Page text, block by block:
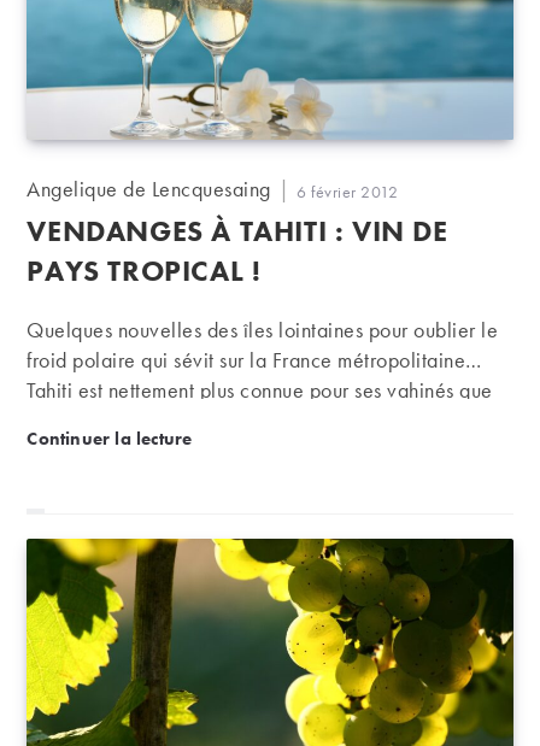
Auteur/autrice
la
publication :
Angelique de Lencquesaing
Publication
publiée :
6 février 2012
VENDANGES À TAHITI : VIN DE
PAYS TROPICAL !
Quelques nouvelles des îles lointaines pour oublier le
froid polaire qui sévit sur la France métropolitaine…
Tahiti est nettement plus connue pour ses vahinés que
de terre perdu au milieu du Pacifique connaît même
Continuer la lectureVendanges à Tahiti : Vin de Pays Tropical !